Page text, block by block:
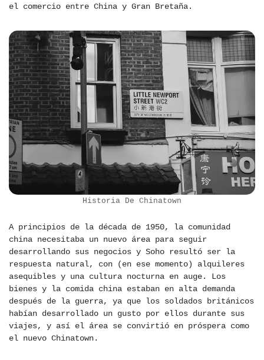
el comercio entre China y Gran Bretaña.
Historia De Chinatown
A principios de la década de 1950, la comunidad
china necesitaba un nuevo área para seguir
desarrollando sus negocios y Soho resultó ser la
respuesta natural, con (en ese momento) alquileres
asequibles y una cultura nocturna en auge. Los
bienes y la comida china estaban en alta demanda
después de la guerra, ya que los soldados británicos
habían desarrollado un gusto por ellos durante sus
viajes, y así el área se convirtió en próspera como
el nuevo Chinatown.